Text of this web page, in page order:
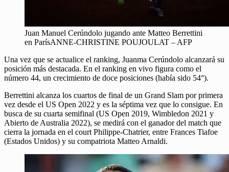
Juan Manuel Cerúndolo jugando ante Matteo Berrettini
en ParísANNE-CHRISTINE POUJOULAT – AFP
Una vez que se actualice el ranking, Juanma Cerúndolo alcanzará su
posición más destacada. En el ranking en vivo figura como el
número 44, un crecimiento de doce posiciones (había sido 54°).
Berrettini alcanza los cuartos de final de un Grand Slam por primera
vez desde el US Open 2022 y es la séptima vez que lo consigue. En
busca de su cuarta semifinal (US Open 2019, Wimbledon 2021 y
Abierto de Australia 2022), se medirá con el ganador del match que
cierra la jornada en el court Philippe-Chatrier, entre Frances Tiafoe
(Estados Unidos) y su compatriota Matteo Arnaldi.